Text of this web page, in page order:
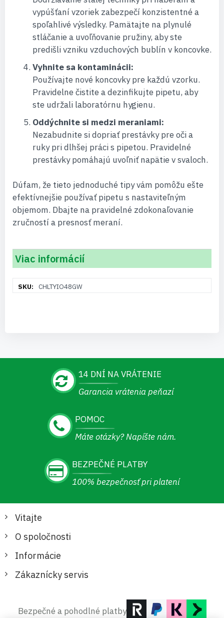
vypúšťaní vzoriek zabezpečí konzistentné a
spoľahlivé výsledky. Pamätajte na plynulé
stláčanie a uvoľňovanie pružiny, aby ste
predišli vzniku vzduchových bublín v koncovke.
Vyhnite sa kontaminácii:
Používajte nové koncovky pre každú vzorku.
Pravidelne čistite a dezinfikujte pipetu, aby
ste udržali laboratórnu hygienu.
Oddýchnite si medzi meraniami:
Nezabudnite si dopriať prestávky pre oči a
ruky pri dlhšej práci s pipetou. Pravidelné
prestávky pomáhajú uvoľniť napätie v svaloch.
Dúfam, že tieto jednoduché tipy vám pomôžu ešte
efektívnejšie používať pipetu s nastaviteľným
objemom. Dbajte na pravidelné zdokonaľovanie
zručností a presnosť meraní.
Viac informácií
informáciíCHLTYIO48GW
14 DNÍ NA VRÁTENIE
Garancia vrátenia peňazí
POMOC
Máte otázky? Napíšte nám.
BEZPEČNÉ PLATBY
100% bezpečnosť pri platení
Vitajte
O spoločnosti
Informácie
Zákaznícky servis
Bezpečné a pohodlné platby